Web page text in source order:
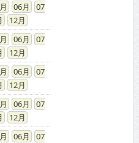
06
07
12
06
07
12
06
07
12
06
07
12
06
07